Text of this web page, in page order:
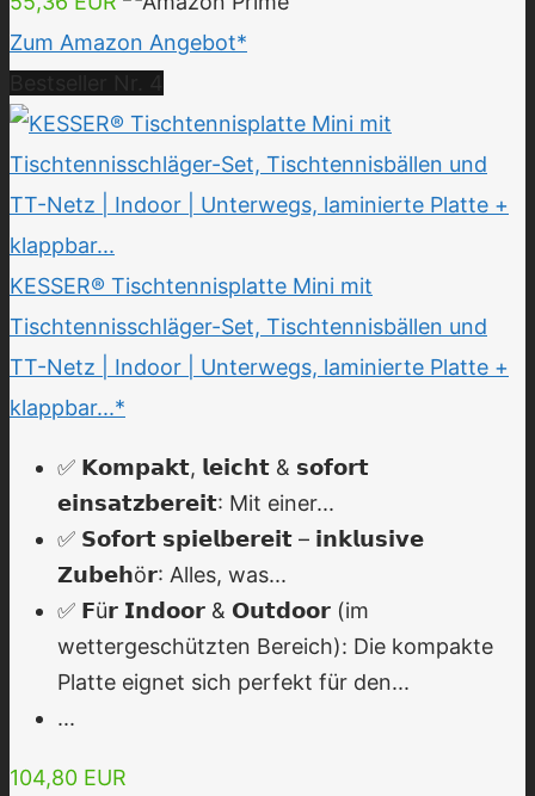
Zum Amazon Angebot*
KESSER® Tischtennisplatte Mini mit
Tischtennisschläger-Set, Tischtennisbällen und
TT-Netz | Indoor | Unterwegs, laminierte Platte +
klappbar...*
✅ 𝗞𝗼𝗺𝗽𝗮𝗸𝘁, 𝗹𝗲𝗶𝗰𝗵𝘁 & 𝘀𝗼𝗳𝗼𝗿𝘁
𝗲𝗶𝗻𝘀𝗮𝘁𝘇𝗯𝗲𝗿𝗲𝗶𝘁: Mit einer...
✅ 𝗦𝗼𝗳𝗼𝗿𝘁 𝘀𝗽𝗶𝗲𝗹𝗯𝗲𝗿𝗲𝗶𝘁 – 𝗶𝗻𝗸𝗹𝘂𝘀𝗶𝘃𝗲
𝗭𝘂𝗯𝗲𝗵ö𝗿: Alles, was...
✅ 𝗙ü𝗿 𝗜𝗻𝗱𝗼𝗼𝗿 & 𝗢𝘂𝘁𝗱𝗼𝗼𝗿 (im
wettergeschützten Bereich): Die kompakte
Platte eignet sich perfekt für den...
...
104,80 EUR